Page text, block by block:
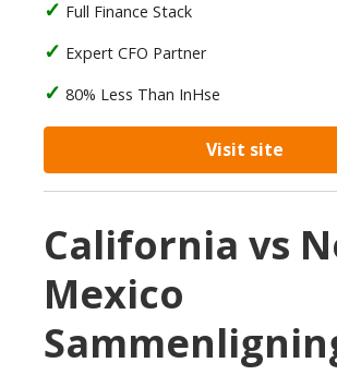
Full Finance Stack
Expert CFO Partner
80% Less Than InHse
Visit site
California vs
Mexico